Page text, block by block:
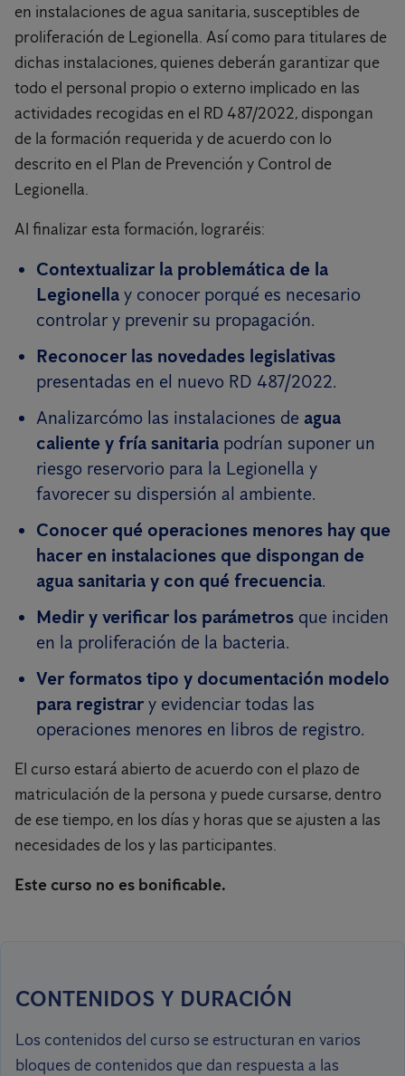
en instalaciones de agua sanitaria, susceptibles de
proliferación de Legionella. Así como para titulares de
dichas instalaciones, quienes deberán garantizar que
todo el personal propio o externo implicado en las
actividades recogidas en el RD 487/2022, dispongan
de la formación requerida y de acuerdo con lo
descrito en el Plan de Prevención y Control de
Legionella.
Al finalizar esta formación, lograréis:
Contextualizar la problemática de la
Legionella y conocer porqué es necesario
controlar y prevenir su propagación.
Reconocer las novedades legislativas
presentadas en el nuevo RD 487/2022.
Analizarcómo las instalaciones de agua
caliente y fría sanitaria podrían suponer un
riesgo reservorio para la Legionella y
favorecer su dispersión al ambiente.
Conocer qué operaciones menores hay que
hacer en instalaciones que dispongan de
agua sanitaria y con qué frecuencia.
Medir y verificar los parámetros que inciden
en la proliferación de la bacteria.
Ver formatos tipo y documentación modelo
para registrar y evidenciar todas las
operaciones menores en libros de registro.
El curso estará abierto de acuerdo con el plazo de
matriculación de la persona y puede cursarse, dentro
de ese tiempo, en los días y horas que se ajusten a las
necesidades de los y las participantes.
Este curso no es bonificable.
CONTENIDOS Y DURACIÓN
Los contenidos del curso se estructuran en varios
bloques de contenidos que dan respuesta a las